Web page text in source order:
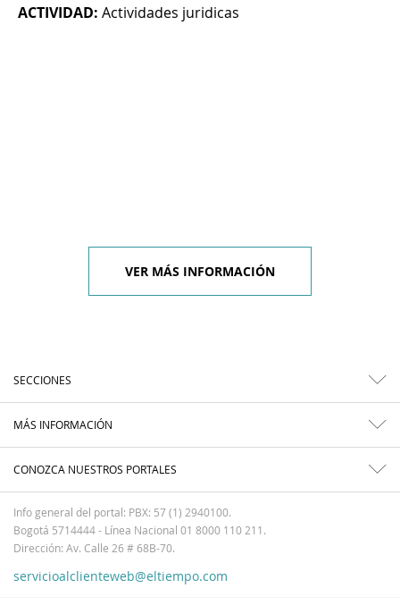
ACTIVIDAD: Actividades juridicas
VER MÁS INFORMACIÓN
SECCIONES
MÁS INFORMACIÓN
CONOZCA NUESTROS PORTALES
Info general del portal: PBX: 57 (1) 2940100.
Bogotá 5714444 - Línea Nacional 01 8000 110 211.
Dirección: Av. Calle 26 # 68B-70.
servicioalclienteweb@eltiempo.com